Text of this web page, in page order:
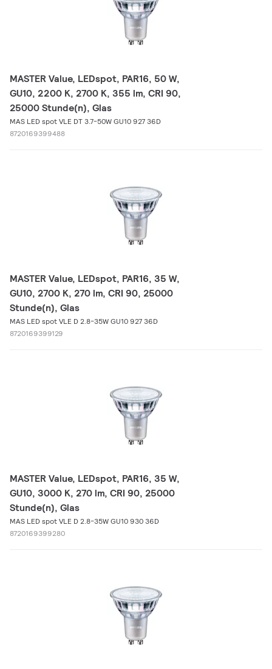
MASTER Value, LEDspot, PAR16, 50 W,
GU10, 2200 K, 2700 K, 355 lm, CRI 90,
25000 Stunde(n), Glas
MAS LED spot VLE DT 3.7-50W GU10 927 36D
8720169399488
MASTER Value, LEDspot, PAR16, 35 W,
GU10, 2700 K, 270 lm, CRI 90, 25000
Stunde(n), Glas
MAS LED spot VLE D 2.8-35W GU10 927 36D
8720169399129
MASTER Value, LEDspot, PAR16, 35 W,
GU10, 3000 K, 270 lm, CRI 90, 25000
Stunde(n), Glas
MAS LED spot VLE D 2.8-35W GU10 930 36D
8720169399280